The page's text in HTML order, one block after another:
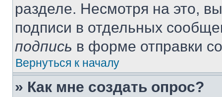
разделе. Несмотря на это,
подписи в отдельных
подпись в форме отправки
Вернуться к началу
» Как мне создать опрос?